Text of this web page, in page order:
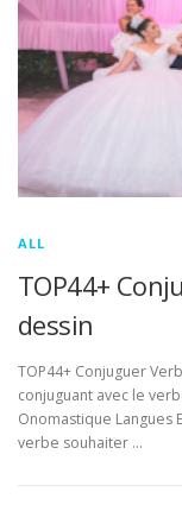
ALL
TOP44+
dessin
TOP44+ Conjuguer
conjuguant avec le
Onomastique Langues
verbe souhaiter …